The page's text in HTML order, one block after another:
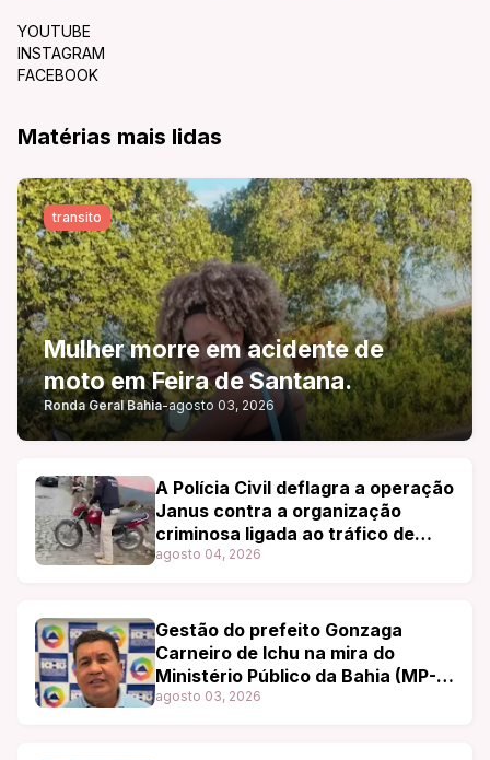
YOUTUBE
INSTAGRAM
FACEBOOK
Matérias mais lidas
transito
Mulher morre em acidente de
moto em Feira de Santana.
Ronda Geral Bahia-agosto 03, 2026
A Polícia Civil deflagra a operação
Janus contra a organização
criminosa ligada ao tráfico de
drogas em Ibiquí e região.
agosto 04, 2026
Gestão do prefeito Gonzaga
Carneiro de Ichu na mira do
Ministério Público da Bahia (MP-
BA)
agosto 03, 2026